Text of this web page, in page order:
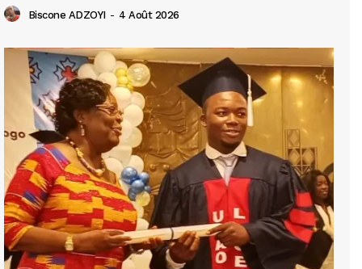
Biscone ADZOYI - 4 Août 2026